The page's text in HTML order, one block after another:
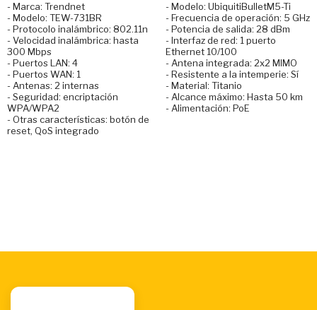
- Marca: Trendnet
- Modelo: TEW-731BR
- Protocolo inalámbrico: 802.11n
- Velocidad inalámbrica: hasta
300 Mbps
- Puertos LAN: 4
- Puertos WAN: 1
- Antenas: 2 internas
- Seguridad: encriptación
WPA/WPA2
- Otras características: botón de
reset, QoS integrado
- Modelo: UbiquitiBulletM5-Ti
- Frecuencia de operación: 5 GHz
- Potencia de salida: 28 dBm
- Interfaz de red: 1 puerto
Ethernet 10/100
- Antena integrada: 2x2 MIMO
- Resistente a la intemperie: Sí
- Material: Titanio
- Alcance máximo: Hasta 50 km
- Alimentación: PoE